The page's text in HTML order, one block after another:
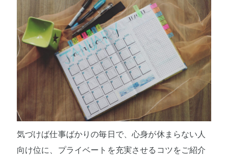
気づけば仕事ばかりの毎日で、心身が休まらない人
向け位に、プライベートを充実させるコツをご紹介